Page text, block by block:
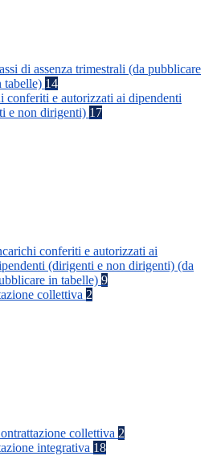
di assenza trimestrali (da pubblicare
tabelle) 14
conferiti e autorizzati ai dipendenti
e non dirigenti) 17
conferiti e autorizzati ai
(dirigenti e non dirigenti) (da
in tabelle) 9
collettiva 2
collettiva 2
integrativa 18